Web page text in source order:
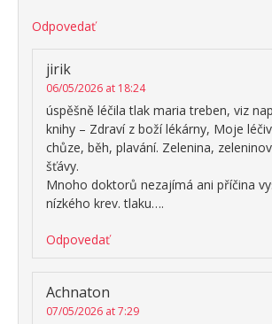
Odpovedať
jirik
06/05/2026 at 18:24
úspěšně léčila tlak maria treben, viz
knihy – Zdraví z boží lékárny, Moje
chůze, běh, plavání. Zelenina,
šťávy.
Mnoho doktorů nezajímá ani příčina
nízkého krev. tlaku….
Odpovedať
Achnaton
07/05/2026 at 7:29